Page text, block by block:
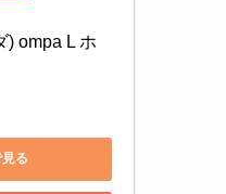
) ompa L ホ
る